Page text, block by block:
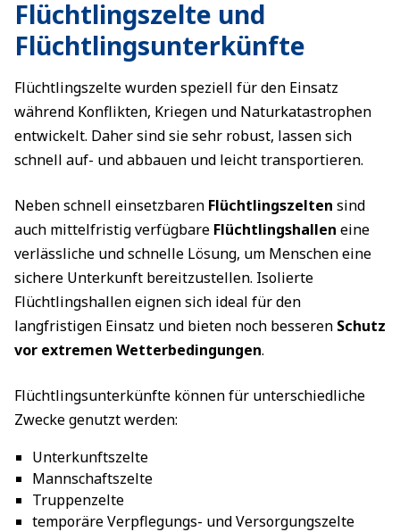
Flüchtlingszelte und
Flüchtlingsunterkünfte
Flüchtlingszelte wurden speziell für den Einsatz
während Konflikten, Kriegen und Naturkatastrophen
entwickelt. Daher sind sie sehr robust, lassen sich
schnell auf- und abbauen und leicht transportieren.
Neben schnell einsetzbaren Flüchtlingszelten sind
auch mittelfristig verfügbare Flüchtlingshallen eine
verlässliche und schnelle Lösung, um Menschen eine
sichere Unterkunft bereitzustellen. Isolierte
Flüchtlingshallen eignen sich ideal für den
langfristigen Einsatz und bieten noch besseren Schutz
vor extremen Wetterbedingungen.
Flüchtlingsunterkünfte können für unterschiedliche
Zwecke genutzt werden:
Unterkunftszelte
Mannschaftszelte
Truppenzelte
temporäre Verpflegungs- und Versorgungszelte